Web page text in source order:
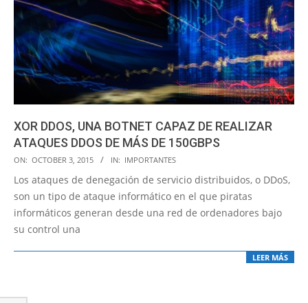
XOR DDOS, UNA BOTNET CAPAZ DE REALIZAR
ATAQUES DDOS DE MÁS DE 150GBPS
2015-
10-
03
ON: OCTOBER 3, 2015 IN: IMPORTANTES
Los ataques de denegación de servicio distribuidos, o DDoS,
son un tipo de ataque informático en el que piratas
informáticos generan desde una red de ordenadores bajo
su control una
LEER MÁS